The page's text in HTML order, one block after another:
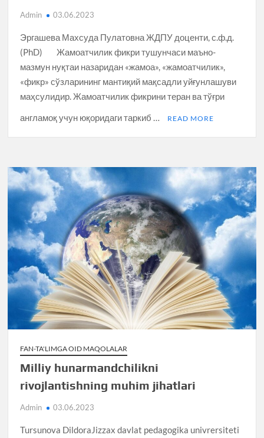
Admin 03.06.2023
Эргашева Махсуда Пулатовна ЖДПУ доценти, с.ф.д.
(PhD) Жамоатчилик фикри тушунчаси маъно-
мазмун нуқтаи назаридан «жамоа», «жамоатчилик»,
«фикр» сўзларининг мантиқий мақсадли уйғунлашуви
маҳсулидир. Жамоатчилик фикрини теран ва тўғри
англамоқ учун юқоридаги таркиб …
READ MORE
FAN-TA'LIMGA OID MAQOLALAR
Milliy hunarmandchilikni
rivojlantishning muhim jihatlari
Admin 03.06.2023
Tursunova DildoraJizzax davlat pedagogika univrersiteti